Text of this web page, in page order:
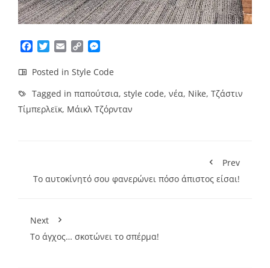
Facebook
TwitterEmailCopy
Posted in Style Code
Tagged in παπούτσια, style code, νέα, Nike, Τζάστιν
Τίμπερλεϊκ, Μάικλ Τζόρνταν
Prev
Το αυτοκίνητό σου φανερώνει πόσο άπιστος είσαι!
Next
Το άγχος… σκοτώνει το σπέρμα!